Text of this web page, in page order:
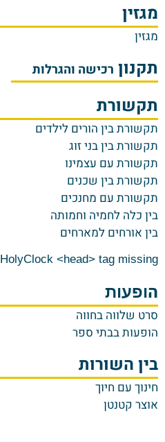
מגזין
מגזין
תקנון רכישה והגרלות
תקשורת
תקשורת בין הורים לילדים
תקשורת בין בני זוג
תקשורת עם עצמינו
תקשורת בין שכנים
תקשורת עם מחנכים
בין כלה לחמיה וחמותה
בין אורחים למארחים
HolyClock <head> tag missing!
הופעות
סרט שלווה בחווה
הופעות בבתי ספר
בין השורות
חינוך עם חיוך
אוצר קטנטן